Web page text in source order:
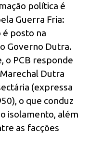
política é
Guerra Fria:
é posto na
Governo Dutra.
o PCB responde
Dutra
(expressa
o que conduz
isolamento, além
as facções